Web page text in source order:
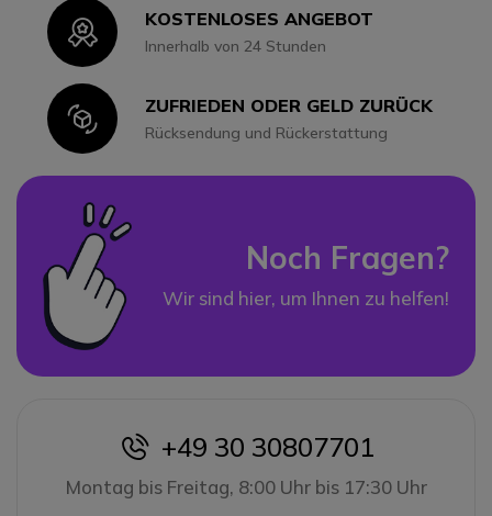
IconKOSTENLOSES ANGEBOT
Innerhalb von 24 Stunden
IconZUFRIEDEN ODER GELD ZURÜCK
Rücksendung und Rückerstattung
Noch Fragen?
Wir sind hier, um Ihnen zu helfen!
icon
+49 30 30807701
Montag bis Freitag, 8:00 Uhr bis 17:30 Uhr